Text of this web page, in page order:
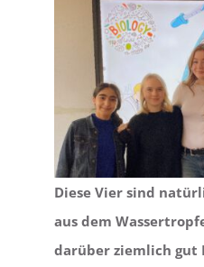
Diese Vier sind
aus dem
darüber ziemlich gut